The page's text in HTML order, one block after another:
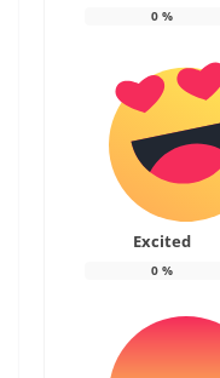
0%
Excited
0%